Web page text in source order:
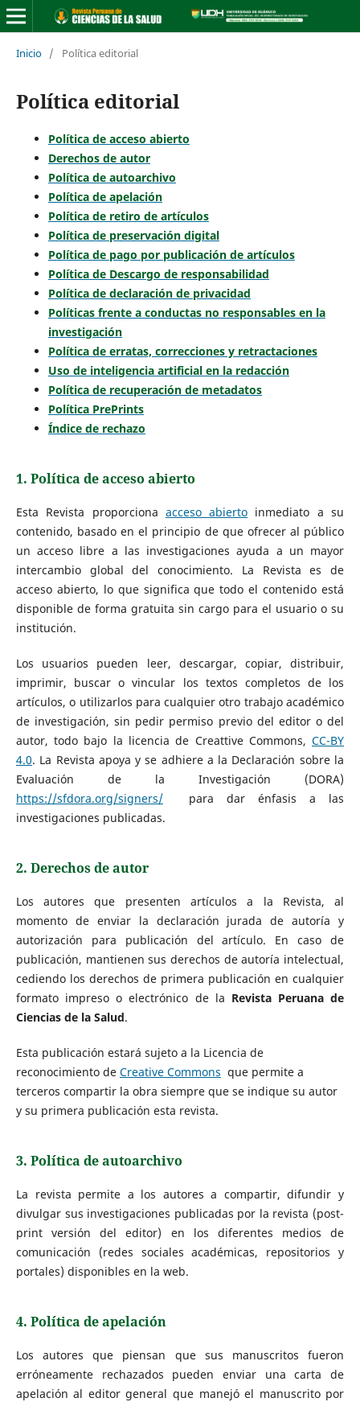
Inicio / Política editorial
Política editorial
Política de acceso abierto
Derechos de autor
Política de autoarchivo
Política de apelación
Política de retiro de artículos
Política de preservación digital
Política de pago por publicación de artículos
Política de Descargo de responsabilidad
Política de declaración de privacidad
Políticas frente a conductas no responsables en la
investigación
Política de erratas, correcciones y retractaciones
Uso de inteligencia artificial en la redacción
Política de recuperación de metadatos
Política PrePrints
Índice de rechazo
1. Política de acceso abierto
Esta Revista proporciona acceso abierto inmediato a su
contenido, basado en el principio de que ofrecer al público
un acceso libre a las investigaciones ayuda a un mayor
intercambio global del conocimiento. La Revista es de
acceso abierto, lo que significa que todo el contenido está
disponible de forma gratuita sin cargo para el usuario o su
institución.
Los usuarios pueden leer, descargar, copiar, distribuir,
imprimir, buscar o vincular los textos completos de los
artículos, o utilizarlos para cualquier otro trabajo académico
de investigación, sin pedir permiso previo del editor o del
autor, todo bajo la licencia de Creattive Commons,CC-BY
4.0. La Revista apoya y se adhiere a la Declaración sobre la
Evaluación de la Investigación (DORA)
https://sfdora.org/signers/para dar énfasis a las
investigaciones publicadas.
2. Derechos de autor
Los autores que presenten artículos a la Revista, al
momento de enviar la declaración jurada de autoría y
autorización para publicación del artículo. En caso de
publicación, mantienen sus derechos de autoría intelectual,
cediendo los derechos de primera publicación en cualquier
formato impreso o electrónico de la Revista Peruana de
Ciencias de la Salud.
Esta publicación estará sujeto a la Licencia de
reconocimiento de Creative Commons que permite a
terceros compartir la obra siempre que se indique su autor
y su primera publicación esta revista.
3. Política de autoarchivo
La revista permite a los autores a compartir, difundir y
divulgar sus investigaciones publicadas por la revista (post-
print versión del editor) en los diferentes medios de
comunicación (redes sociales académicas, repositorios y
portales) disponibles en la web.
4. Política de apelación
Los autores que piensan que sus manuscritos fueron
erróneamente rechazados pueden enviar una carta de
apelación al editor general que manejó el manuscrito por